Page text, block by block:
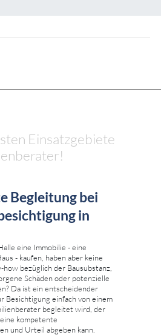
Einsatzgebiete
Begleitung bei
in
eine Immobilie - eine
- kaufen, haben aber keine
bezüglich der Bausubstanz,
Schäden oder potenzielle
Da ist ein entscheidender
Besichtigung einfach von einem
begleitet wird, der
kompetente
und Urteil abgeben kann.